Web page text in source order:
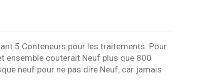
5 Conteneurs pour les traitements. Pour
ensemble couterait Neuf plus que 800
neuf pour ne pas dire Neuf, car jamais